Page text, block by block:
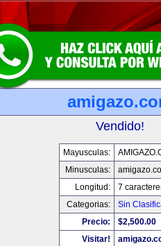
Vendido!
Mayusculas:
Minusculas:
Longitud:
7
Categorias:
Sin
Precio:
$2,500.00
Visitar!